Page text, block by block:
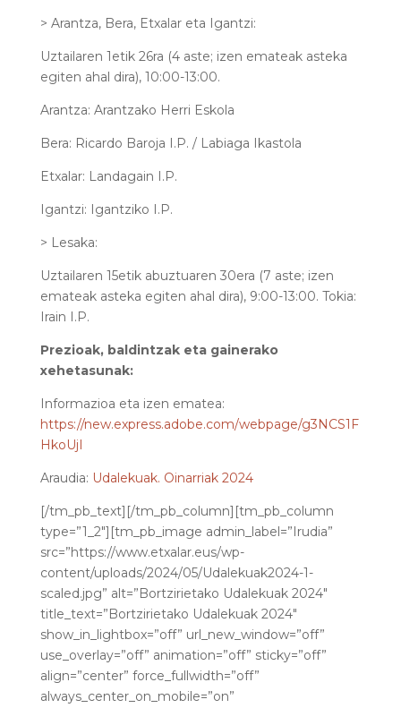
> Arantza, Bera, Etxalar eta Igantzi:
Uztailaren 1etik 26ra (4 aste; izen emateak asteka
egiten ahal dira), 10:00-13:00.
Arantza: Arantzako Herri Eskola
Bera: Ricardo Baroja I.P. / Labiaga Ikastola
Etxalar: Landagain I.P.
Igantzi: Igantziko I.P.
> Lesaka:
Uztailaren 15etik abuztuaren 30era (7 aste; izen
emateak asteka egiten ahal dira), 9:00-13:00. Tokia:
Irain I.P.
Prezioak, baldintzak eta gainerako
xehetasunak:
Informazioa eta izen ematea:
https://new.express.adobe.com/webpage/g3NCS1F
HkoUjI
Araudia: Udalekuak. Oinarriak 2024
[/tm_pb_text][/tm_pb_column][tm_pb_column
type=”1_2″][tm_pb_image admin_label=”Irudia”
src=”https://www.etxalar.eus/wp-
content/uploads/2024/05/Udalekuak2024-1-
scaled.jpg” alt=”Bortzirietako Udalekuak 2024″
title_text=”Bortzirietako Udalekuak 2024″
show_in_lightbox=”off” url_new_window=”off”
use_overlay=”off” animation=”off” sticky=”off”
align=”center” force_fullwidth=”off”
always_center_on_mobile=”on”